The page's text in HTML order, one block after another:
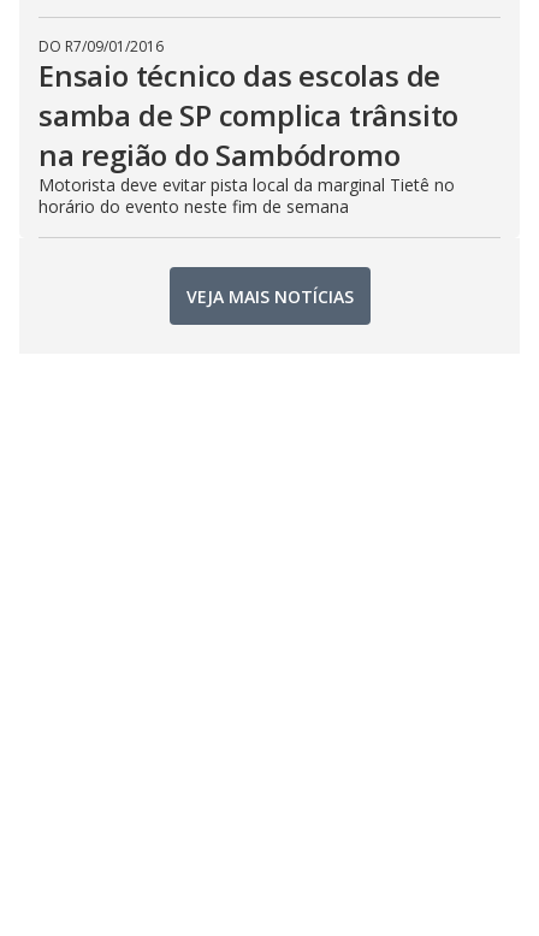
DO R7/09/01/2016
Ensaio técnico das escolas de
samba de SP complica trânsito
na região do Sambódromo
Motorista deve evitar pista local da marginal Tietê no
horário do evento neste fim de semana
VEJA MAIS NOTÍCIAS